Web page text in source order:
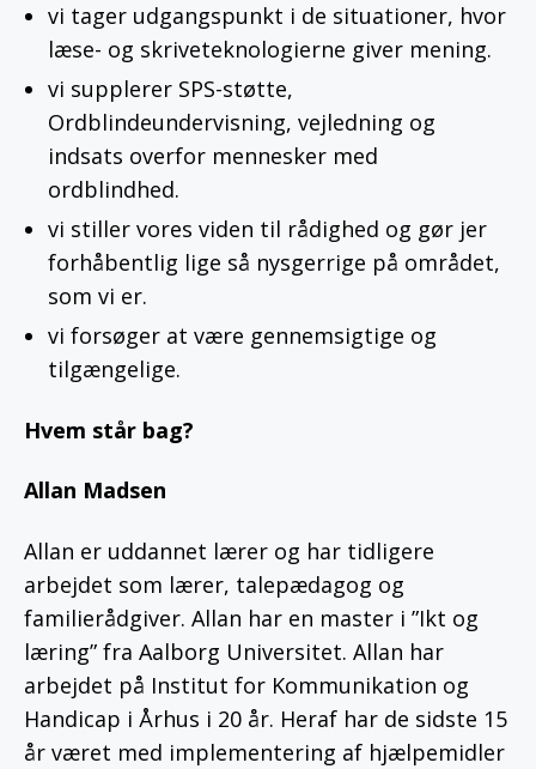
vi tager udgangspunkt i de situationer, hvor
læse- og skriveteknologierne giver mening.
vi supplerer SPS-støtte,
Ordblindeundervisning, vejledning og
indsats overfor mennesker med
ordblindhed.
vi stiller vores viden til rådighed og gør jer
forhåbentlig lige så nysgerrige på området,
som vi er.
vi forsøger at være gennemsigtige og
tilgængelige.
Hvem står bag?
Allan Madsen
Allan er uddannet lærer og har tidligere
arbejdet som lærer, talepædagog og
familierådgiver. Allan har en master i ”Ikt og
læring” fra Aalborg Universitet. Allan har
arbejdet på Institut for Kommunikation og
Handicap i Århus i 20 år. Heraf har de sidste 15
år været med implementering af hjælpemidler